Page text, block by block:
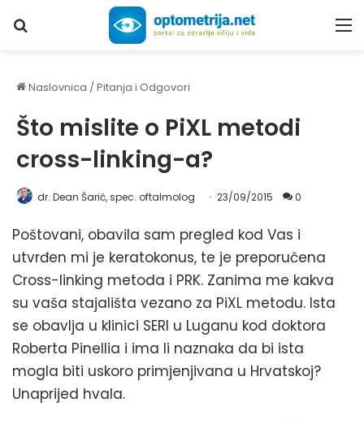
Upiši traženi pojam...
Naslovnica /Pitanja i Odgovori
Što mislite o PiXL metodi
cross-linking-a?
dr. Dean Šarić, spec. oftalmolog 23/09/2015 0
Poštovani, obavila sam pregled kod Vas i
utvrđen mi je keratokonus, te je preporučena
Cross-linking metoda i PRK. Zanima me kakva
su vaša stajališta vezano za PiXL metodu. Ista
se obavlja u klinici SERI u Luganu kod doktora
Roberta Pinellia i ima li naznaka da bi ista
mogla biti uskoro primjenjivana u Hrvatskoj?
Unaprijed hvala.